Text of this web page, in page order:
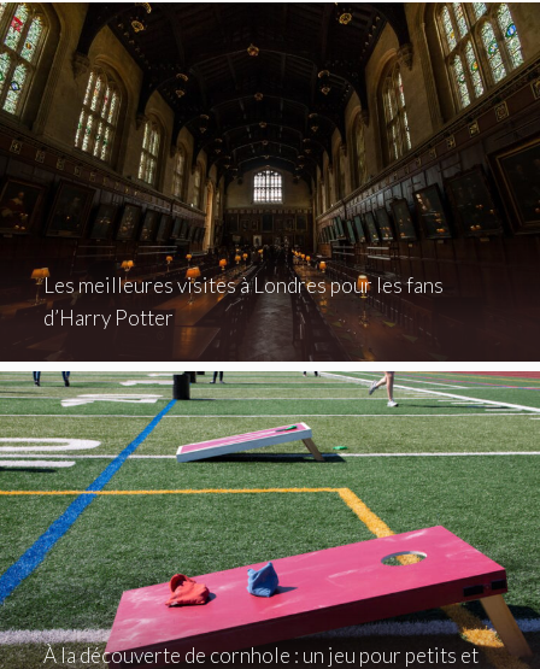
Les meilleures visites à Londres pour les fans
d’Harry Potter
À la découverte de cornhole : un jeu pour petits et